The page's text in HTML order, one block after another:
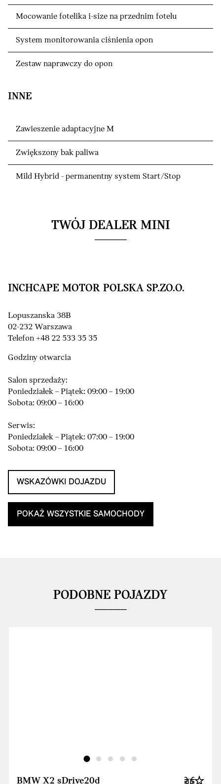
Mocowanie fotelika i-size na przednim fotelu
System monitorowania ciśnienia opon
Zestaw naprawczy do opon
INNE
Zawieszenie adaptacyjne M
Zwiększony bak paliwa
Mild Hybrid - permanentny system Start/Stop
TWÓJ DEALER MINI
INCHCAPE MOTOR POLSKA SP.ZO.O.
Lopuszanska 38B
02-232 Warszawa
Telefon +48 22 533 35 35
Godziny otwarcia
Salon sprzedaży:
Poniedziałek – Piątek: 09:00 – 19:00
Sobota: 09:00 – 16:00
Serwis:
Poniedziałek – Piątek: 07:00 – 19:00
Sobota: 09:00 – 16:00
WSKAZÓWKI DOJAZDU
POKAŻ WSZYSTKIE SAMOCHODY
PODOBNE POJAZDY
BMW X2 sDrive20d